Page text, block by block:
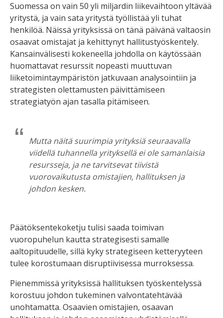
Suomessa on vain 50 yli miljardin liikevaihtoon yltävää
yritystä, ja vain sata yritystä työllistää yli tuhat
henkilöä. Näissä yrityksissä on tänä päivänä valtaosin
osaavat omistajat ja kehittynyt hallitustyöskentely.
Kansainvälisesti kokeneella johdolla on käytössään
huomattavat resurssit nopeasti muuttuvan
liiketoimintaympäristön jatkuvaan analysointiin ja
strategisten olettamusten päivittämiseen
strategiatyön ajan tasalla pitämiseen.
Mutta näitä suurimpia yrityksiä seuraavalla
viidellä tuhannella yrityksellä ei ole samanlaisia
resursseja, ja ne tarvitsevat tiivistä
vuorovaikutusta omistajien, hallituksen ja
johdon kesken.
Päätöksentekoketju tulisi saada toimivan
vuoropuhelun kautta strategisesti samalle
aaltopituudelle, sillä kyky strategiseen ketteryyteen
tulee korostumaan disruptiivisessa murroksessa.
Pienemmissä yrityksissä hallituksen työskentelyssä
korostuu johdon tukeminen valvontatehtävää
unohtamatta. Osaavien omistajien, osaavan